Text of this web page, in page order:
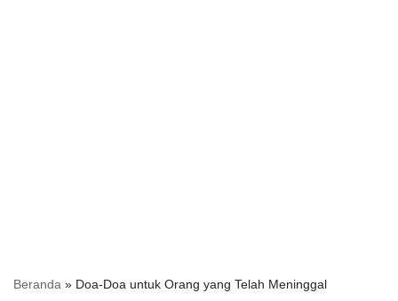
Beranda » Doa-Doa untuk Orang yang Telah Meninggal